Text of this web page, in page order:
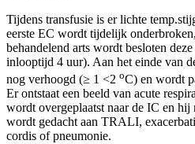
Tijdens transfusie is er lichte
eerste EC wordt tijdelijk
behandelend arts wordt besloten
inlooptijd 4 uur). Aan het einde van
nog verhoogd (≥ 1 <2 oC) en wordt
Er ontstaat een beeld van acute
wordt overgeplaatst naar de IC en
wordt gedacht aan TRALI,
cordis of pneumonie.